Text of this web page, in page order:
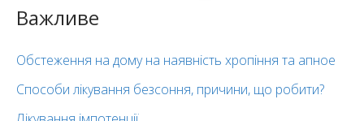
Важливе
Обстеження на дому на наявність хропіння та апное
Способи лікування безсоння, причини, що робити?